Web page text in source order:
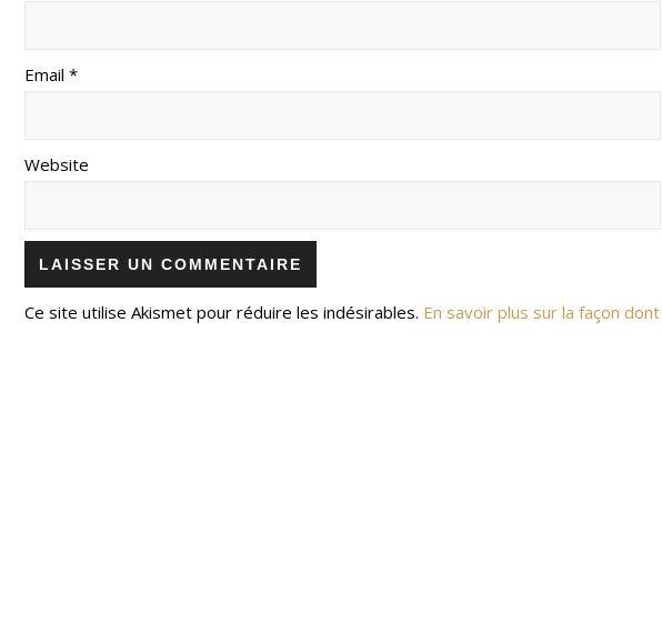
Email *
Website
Ce site utilise Akismet pour réduire les indésirables. En savoir plus sur la façon